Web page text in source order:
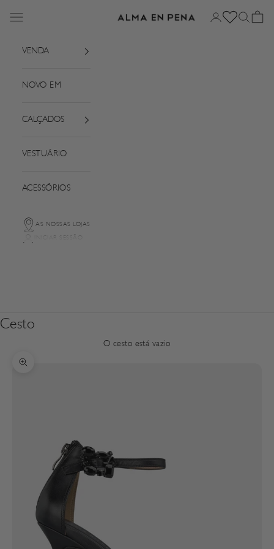
Alma em Pena
Menu Iniciar sessão
Pesquisar
Cesto
VENDA
NOVO EM
CALÇADOS
VESTUÁRIO
ACESSÓRIOS
AS NOSSAS LOJAS
INICIAR SESSÃO
Cesto
O cesto está vazio
Zoom